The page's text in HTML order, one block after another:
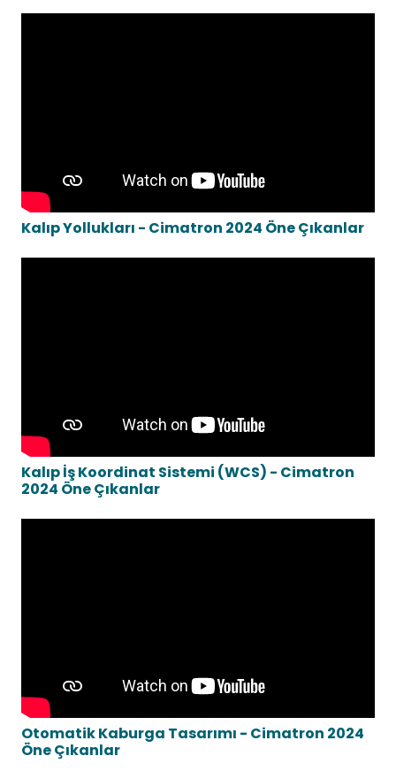
Kalıp Yollukları - Cimatron 2024 Öne Çıkanlar
Kalıp İş Koordinat Sistemi (WCS) - Cimatron
2024 Öne Çıkanlar
Otomatik Kaburga Tasarımı - Cimatron 2024
Öne Çıkanlar